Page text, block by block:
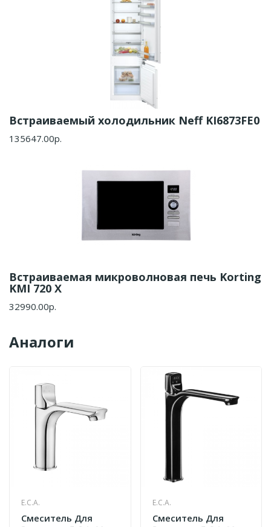
Встраиваемый холодильник Neff KI6873FE0
135647.00р.
Встраиваемая микроволновая печь Korting
KMI 720 X
32990.00р.
Аналоги
E.C.A.
Cмеситель Для
E.C.A.
Cмеситель Для